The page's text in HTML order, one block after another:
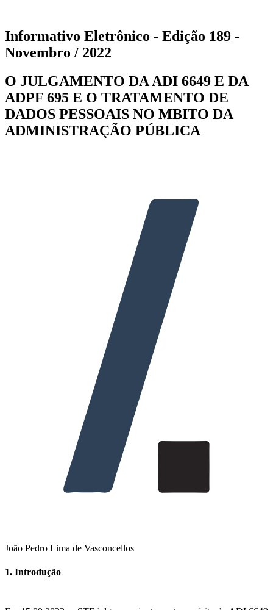
Informativo Eletrônico - Edição 189 -
Novembro / 2022
O JULGAMENTO DA ADI 6649 E DA
ADPF 695 E O TRATAMENTO DE
DADOS PESSOAIS NO MBITO DA
ADMINISTRAÇÃO PÚBLICA
João Pedro Lima de Vasconcellos
1. Introdução